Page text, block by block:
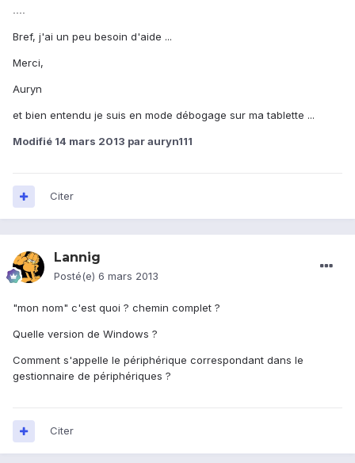
....
Bref, j'ai un peu besoin d'aide ...
Merci,
Auryn
et bien entendu je suis en mode débogage sur ma tablette ...
Modifié 14 mars 2013 par auryn111
Citer
Lannig
Posté(e) 6 mars 2013
"mon nom" c'est quoi ? chemin complet ?
Quelle version de Windows ?
Comment s'appelle le périphérique correspondant dans le
gestionnaire de périphériques ?
Citer